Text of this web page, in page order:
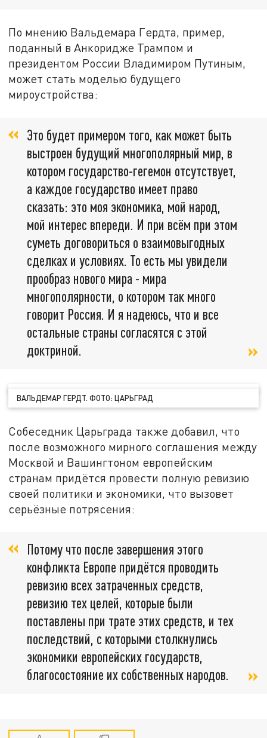
По мнению Вальдемара Гердта, пример,
поданный в Анкоридже Трампом и
президентом России Владимиром Путиным,
может стать моделью будущего
мироустройства:
Это будет примером того, как может быть
выстроен будущий многополярный мир, в
котором государство-гегемон отсутствует,
а каждое государство имеет право
сказать: это моя экономика, мой народ,
мой интерес впереди. И при всём при этом
суметь договориться о взаимовыгодных
сделках и условиях. То есть мы увидели
прообраз нового мира - мира
многополярности, о котором так много
говорит Россия. И я надеюсь, что и все
остальные страны согласятся с этой
доктриной.
ВАЛЬДЕМАР ГЕРДТ. ФОТО: ЦАРЬГРАД
Собеседник Царьграда также добавил, что
после возможного мирного соглашения между
Москвой и Вашингтоном европейским
странам придётся провести полную ревизию
своей политики и экономики, что вызовет
серьёзные потрясения:
Потому что после завершения этого
конфликта Европе придётся проводить
ревизию всех затраченных средств,
ревизию тех целей, которые были
поставлены при трате этих средств, и тех
последствий, с которыми столкнулись
экономики европейских государств,
благосостояние их собственных народов.